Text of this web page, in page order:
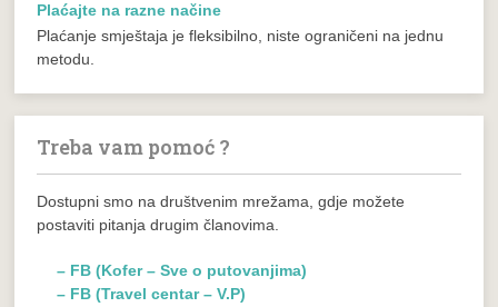
Plaćajte na razne načine
Plaćanje smještaja je fleksibilno, niste ograničeni na jednu
metodu.
Treba vam pomoć ?
Dostupni smo na društvenim mrežama, gdje možete
postaviti pitanja drugim članovima.
– FB (Kofer – Sve o putovanjima)
– FB (Travel centar – V.P)